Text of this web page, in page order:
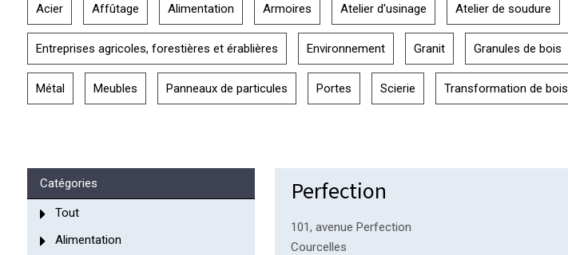
Acier Affûtage Alimentation Armoires Atelier d'usinage Atelier de soudure
Entreprises agricoles, forestières et érablières Environnement Granit Granules de bois
Métal Meubles Panneaux de particules Portes Scierie Transformation de bois
Catégories
Tout
Alimentation
Perfection
101, avenue Perfection
Courcelles